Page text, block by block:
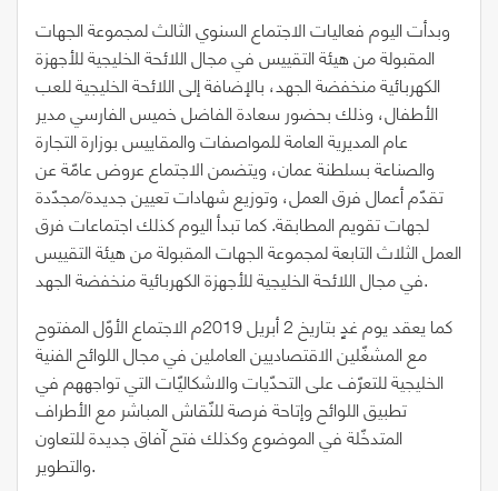
وبدأت اليوم فعاليات الاجتماع السنوي الثالث لمجموعة الجهات
المقبولة من هيئة التقييس في مجال اللائحة الخليجية للأجهزة
الكهربائية منخفضة الجهد، بالإضافة إلى اللائحة الخليجية للعب
الأطفال، وذلك بحضور سعادة الفاضل خميس الفارسي مدير
عام المديرية العامة للمواصفات والمقاييس بوزارة التجارة
والصناعة بسلطنة عمان، ويتضمن الاجتماع عروض عامّة عن
تقدّم أعمال فرق العمل، وتوزيع شهادات تعيين جديدة/مجدّدة
لجهات تقويم المطابقة. كما تبدأ اليوم كذلك اجتماعات فرق
العمل الثلاث التابعة لمجموعة الجهات المقبولة من هيئة التقييس
في مجال اللائحة الخليجية للأجهزة الكهربائية منخفضة الجهد.
كما يعقد يوم غدٍ بتاريخ 2 أبريل 2019م الاجتماع الأوّل المفتوح
مع المشغّلين الاقتصاديين العاملين في مجال اللوائح الفنية
الخليجية للتعرّف على التحدّيات والاشكاليّات التي تواجههم في
تطبيق اللوائح وإتاحة فرصة للنّقاش المباشر مع الأطراف
المتدخّلة في الموضوع وكذلك فتح آفاق جديدة للتعاون
والتطوير.